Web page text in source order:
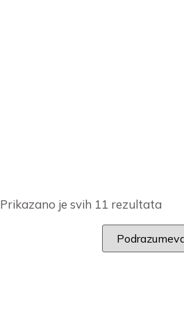
Prikazano je svih 11 rezultata